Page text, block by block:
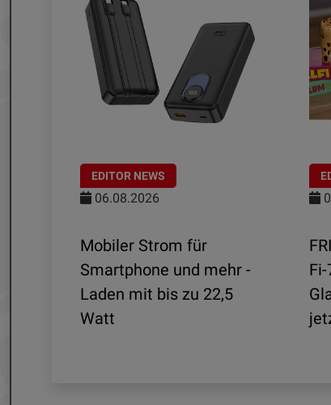
EDITOR NEWS
06.08.2026
Mobiler Strom für
Smartphone und mehr -
Laden mit bis zu 22,5
Watt